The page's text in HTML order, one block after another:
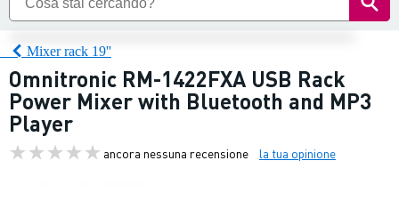
Mixer rack 19''
Omnitronic RM-1422FXA USB Rack
Power Mixer with Bluetooth and MP3
Player
ancora nessuna recensione la tua opinione